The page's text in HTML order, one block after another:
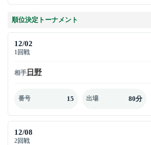
順位決定トーナメント
12/02
1回戦
相手 日野
番号 15 出場 80分
12/08
2回戦